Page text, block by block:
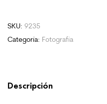
2
cantidad
SKU: 9235
Categoría: Fotografía
Descripción